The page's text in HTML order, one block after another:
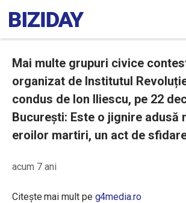
Mai multe grupuri civice
organizat de Institutul
condus de Ion Iliescu, pe 22
București: Este o jignire adusă
eroilor martiri, un act de
acum 7 ani
Citește mai mult pe g4media.ro